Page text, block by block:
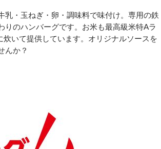
・玉ねぎ・卵・調味料で味付け。専用の鉄
のハンバーグです。お米も最高級米特Aラ
いて提供しています。オリジナルソースを
んか？